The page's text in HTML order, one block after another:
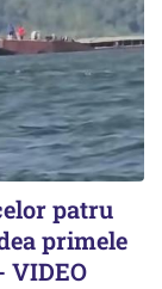
patru
primele
VIDEO